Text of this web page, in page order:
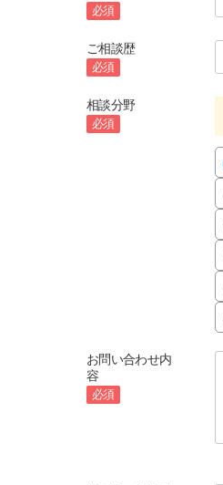
必須
ご相談歴
必須
相談分野
必須
お問い合わせ内
容
必須